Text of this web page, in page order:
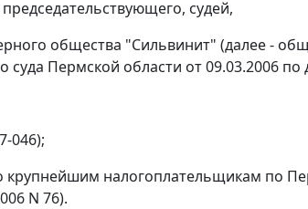
судей,
общества "Сильвинит" (далее -
Пермской области от 09.03.2006 по
046);
налогоплательщикам по
N 76).